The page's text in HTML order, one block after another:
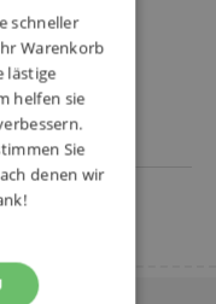
schneller
Warenkorb
lästige
helfen sie
Sie
denen wir